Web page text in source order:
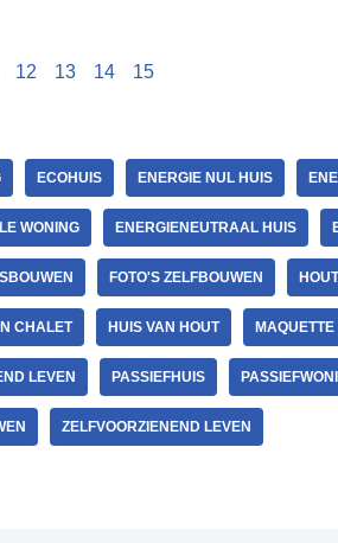
12 13 14 15
ECOHUIS ENERGIE NUL HUIS
WONING ENERGIENEUTRAAL HUIS
FOTO'S ZELFBOUWEN
CHALET HUIS VAN HOUT
LEVEN PASSIEFHUIS
ZELFVOORZIENEND LEVEN